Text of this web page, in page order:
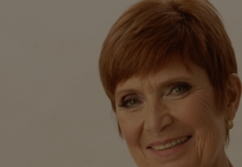
Dakar 2026